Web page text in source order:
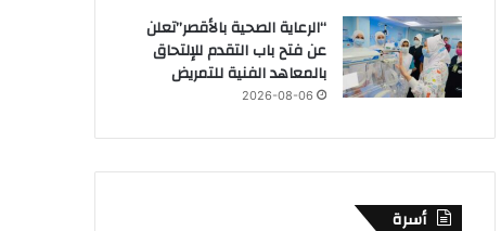
“الرعاية الصحية بالأقصر”تعلن
عن فتح باب التقدم للإلتحاق
بالمعاهد الفنية للتمريض
2026-08-06
أسرة